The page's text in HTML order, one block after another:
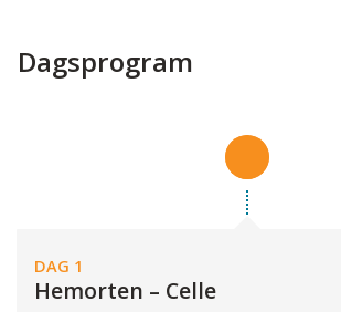
Dagsprogram
DAG 1
Hemorten – Celle